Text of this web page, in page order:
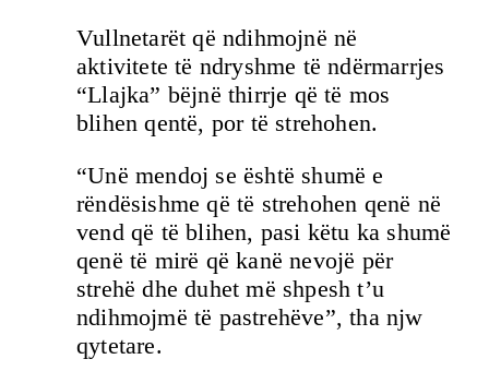
Vullnetarët që ndihmojnë në
aktivitete të ndryshme të ndërmarrjes
“Llajka” bëjnë thirrje që të mos
blihen qentë, por të strehohen.
“Unë mendoj se është shumë e
rëndësishme që të strehohen qenë në
vend që të blihen, pasi këtu ka shumë
qenë të mirë që kanë nevojë për
strehë dhe duhet më shpesh t’u
ndihmojmë të pastrehëve”, tha njw
qytetare.